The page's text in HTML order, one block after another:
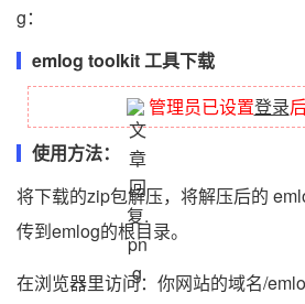
g：
emlog toolkit 工具下载
管理员已设置登录
使用方法：
将下载的zip包解压，将解压后的
传到emlog的根目录。
在浏览器里访问：你网站的域名/